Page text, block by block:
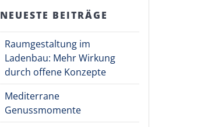
NEUESTE BEITRÄGE
Raumgestaltung im
Ladenbau: Mehr Wirkung
durch offene Konzepte
Mediterrane
Genussmomente